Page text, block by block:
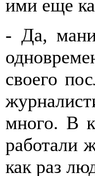
ими еще
- Да,
своего
много. В
работали
как раз